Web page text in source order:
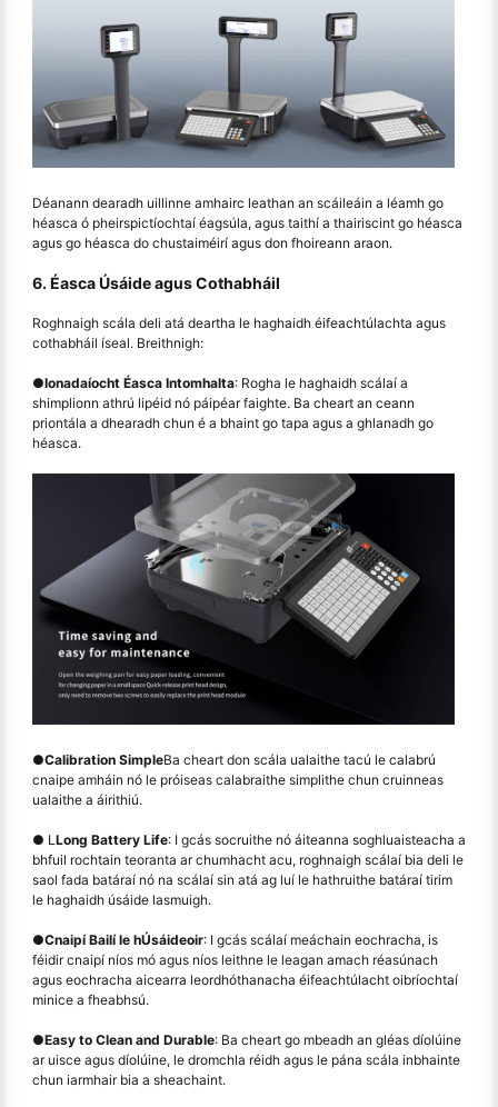
Déanann dearadh uillinne amhairc leathan an scáileáin a léamh go
héasca ó pheirspictíochtaí éagsúla, agus taithí a thairiscint go héasca
agus go héasca do chustaiméirí agus don fhoireann araon.
6. Éasca Úsáide agus Cothabháil
Roghnaigh scála deli atá deartha le haghaidh éifeachtúlachta agus
cothabháil íseal. Breithnigh:
●Ionadaíocht Éasca Intomhalta: Rogha le haghaidh scálaí a
shimplionn athrú lipéid nó páipéar faighte. Ba cheart an ceann
priontála a dhearadh chun é a bhaint go tapa agus a ghlanadh go
héasca.
●Calibration SimpleBa cheart don scála ualaithe tacú le calabrú
cnaipe amháin nó le próiseas calabraithe simplithe chun cruinneas
ualaithe a áirithiú.
● LLong Battery Life: I gcás socruithe nó áiteanna soghluaisteacha a
bhfuil rochtain teoranta ar chumhacht acu, roghnaigh scálaí bia deli le
saol fada batáraí nó na scálaí sin atá ag luí le hathruithe batáraí tirim
le haghaidh úsáide lasmuigh.
●Cnaipí Bailí le hÚsáideoir: I gcás scálaí meáchain eochracha, is
féidir cnaipí níos mó agus níos leithne le leagan amach réasúnach
agus eochracha aicearra leordhóthanacha éifeachtúlacht oibríochtaí
minice a fheabhsú.
●Easy to Clean and Durable: Ba cheart go mbeadh an gléas díolúine
ar uisce agus díolúine, le dromchla réidh agus le pána scála inbhainte
chun iarmhair bia a sheachaint.